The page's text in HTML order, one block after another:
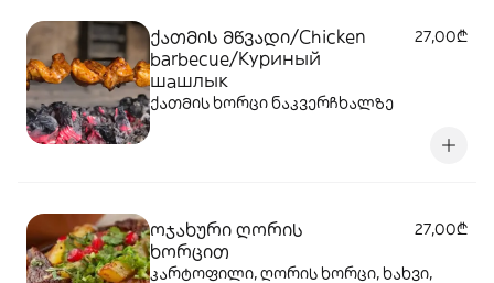
ქათმის მწვადი/Chicken
barbecue/Куриный
шашлык
27,00₾
ქათმის ხორცი ნაკვერჩხალზე
ოჯახური ღორის
ხორცით
27,00₾
კარტოფილი, ღორის ხორცი, ხახვი,